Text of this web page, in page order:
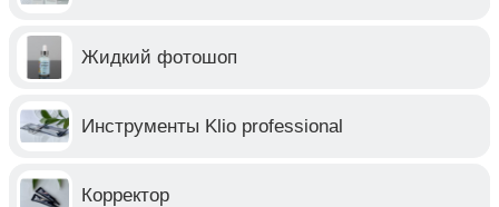
Жидкий фотошоп
Инструменты Klio professional
Корректор